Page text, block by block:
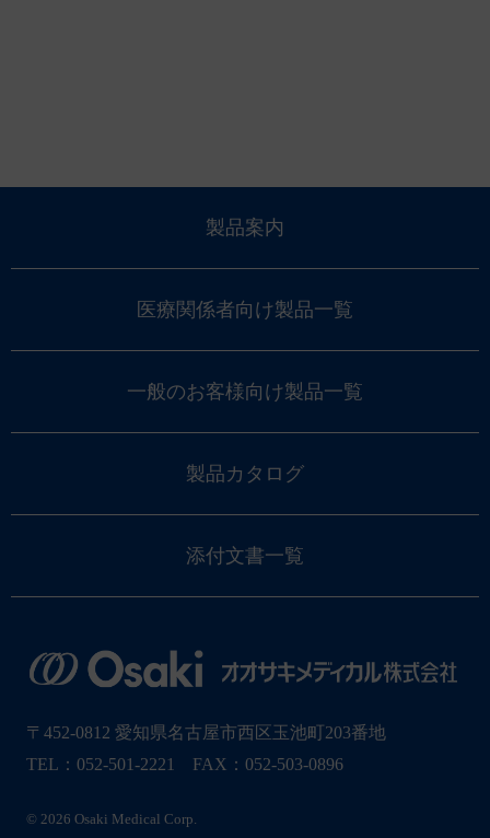
製品案内
医療関係者向け製品一覧
一般のお客様向け製品一覧
製品カタログ
添付文書一覧
〒452-0812 愛知県名古屋市西区玉池町203番地
TEL：052-501-2221 FAX：052-503-0896
© 2026 Osaki Medical Corp.